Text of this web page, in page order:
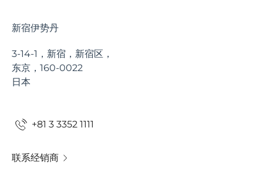
新宿伊势丹
3-14-1，新宿，新宿区，
东京，160-0022
日本
+81 3 3352 1111
联系经销商